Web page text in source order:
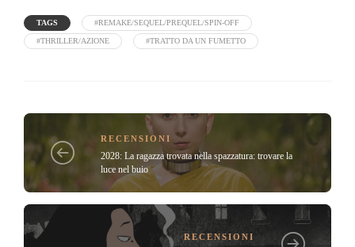
TAGS #REMAKE/SEQUEL/PREQUEL/SPIN-OFF
#THRILLER/AZIONE #TRATTO DA UN FUMETTO
RECENSIONI
2028: La ragazza trovata nella spazzatura: trovare la
luce nel buio
RECENSIONI